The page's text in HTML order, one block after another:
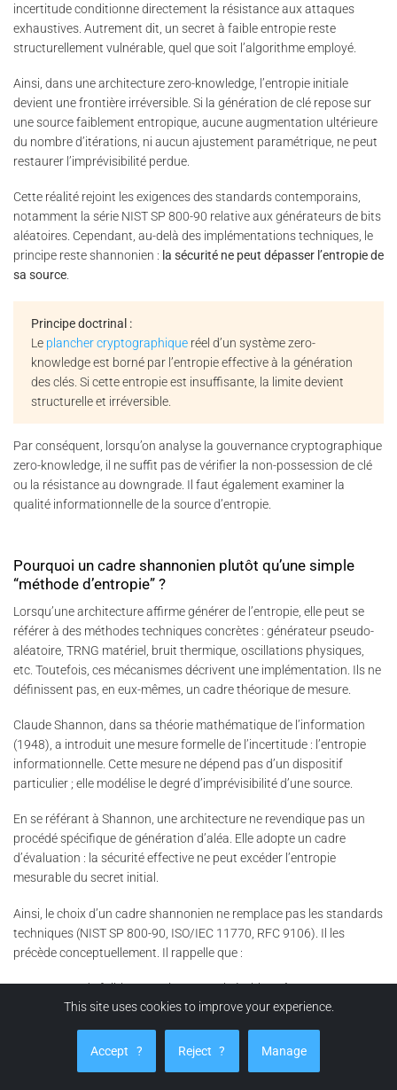
incertitude conditionne directement la résistance aux attaques
exhaustives. Autrement dit, un secret à faible entropie reste
structurellement vulnérable, quel que soit l’algorithme employé.
Ainsi, dans une architecture zero-knowledge, l’entropie initiale
devient une frontière irréversible. Si la génération de clé repose sur
une source faiblement entropique, aucune augmentation ultérieure
du nombre d’itérations, ni aucun ajustement paramétrique, ne peut
restaurer l’imprévisibilité perdue.
Cette réalité rejoint les exigences des standards contemporains,
notamment la série NIST SP 800-90 relative aux générateurs de bits
aléatoires. Cependant, au-delà des implémentations techniques, le
principe reste shannonien : la sécurité ne peut dépasser l’entropie de
sa source.
Principe doctrinal :
Le plancher cryptographique réel d’un système zero-
knowledge est borné par l’entropie effective à la génération
des clés. Si cette entropie est insuffisante, la limite devient
structurelle et irréversible.
Par conséquent, lorsqu’on analyse la gouvernance cryptographique
zero-knowledge, il ne suffit pas de vérifier la non-possession de clé
ou la résistance au downgrade. Il faut également examiner la
qualité informationnelle de la source d’entropie.
Pourquoi un cadre shannonien plutôt qu’une simple
“méthode d’entropie” ?
Lorsqu’une architecture affirme générer de l’entropie, elle peut se
référer à des méthodes techniques concrètes : générateur pseudo-
aléatoire, TRNG matériel, bruit thermique, oscillations physiques,
etc. Toutefois, ces mécanismes décrivent une implémentation. Ils ne
définissent pas, en eux-mêmes, un cadre théorique de mesure.
Claude Shannon, dans sa théorie mathématique de l’information
(1948), a introduit une mesure formelle de l’incertitude : l’entropie
informationnelle. Cette mesure ne dépend pas d’un dispositif
particulier ; elle modélise le degré d’imprévisibilité d’une source.
En se référant à Shannon, une architecture ne revendique pas un
procédé spécifique de génération d’aléa. Elle adopte un cadre
d’évaluation : la sécurité effective ne peut excéder l’entropie
mesurable du secret initial.
Ainsi, le choix d’un cadre shannonien ne remplace pas les standards
techniques (NIST SP 800-90, ISO/IEC 11770, RFC 9106). Il les
précède conceptuellement. Il rappelle que :
Un secret de faible entropie reste vulnérable, même avec un
algorithme robuste.
Un nombre élevé d’itérations KDF n’augmente pas l’espace de
clés si l’entropie initiale est bornée.
This site uses cookies to improve your experience.
Accept ? Reject ? Manage